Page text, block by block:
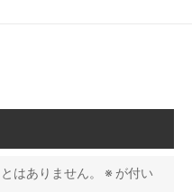
はありません。 ※ が付い